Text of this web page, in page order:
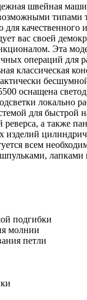
швейная
типами
для качественного
вас своей
Эта
операций для
классическая
оснащена
локально
для быстрой
а также
изделий
всем
лапками
подгибки
молнии
петли